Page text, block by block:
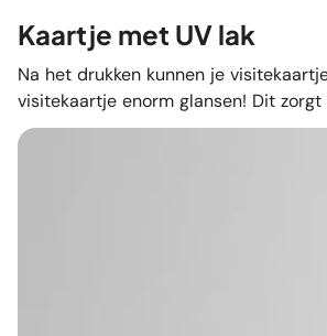
Kaartje met UV lak
Na het drukken kunnen je
visitekaartje enorm glansen! Dit